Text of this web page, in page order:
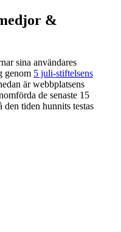
&
sina användares
genom 5 juli-stiftelsens
är webbplatsens
de senaste 15
tiden hunnits testas